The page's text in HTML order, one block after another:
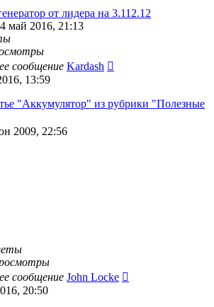
от лидера на 3.112.12
май 2016, 21:13
сообщение Kardash
13:59
"Аккумулятор" из рубрики "Полезные
2009, 22:56
сообщение John Locke
20:50